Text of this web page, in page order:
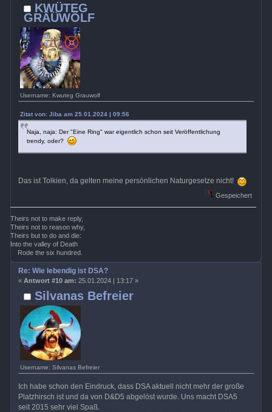
KWÜTEG
GRÄÜWÖLF
Username: Kwuteg Grauwolf
Zitat von: Jiba am 25.01.2024 | 09:56
Naja, naja: Der "Eine Ring" war eigentlich schon seit Veröffentlichung
trendy, oder?
Das ist Tolkien, da gelten meine persönlichen Naturgesetze nicht!
Gespeichert
Theirs not to make reply,
Theirs not to reason why,
Theirs but to do and die:
Into the valley of Death
Rode the six hundred.
Silvanas Befreier
Username: Silvanas Befreier
Re: Wie lebendig ist DSA?
« Antwort #10 am: 25.01.2024 | 13:17 »
Ich habe schon den Eindruck, dass DSA aktuell nicht mehr der große
Platzhirsch ist und da von D&D5 abgelöst wurde. Uns macht DSA5
seit 2015 sehr viel Spaß.